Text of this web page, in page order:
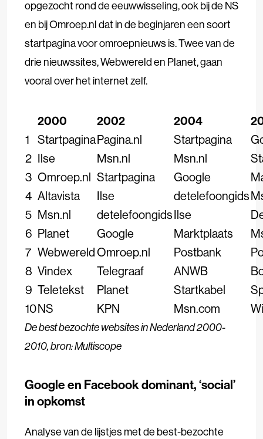
opgezocht rond de eeuwwisseling, ook bij de NS
en bij Omroep.nl dat in de beginjaren een soort
startpagina voor omroepnieuws is. Twee van de
drie nieuwssites, Webwereld en Planet, gaan
vooral over het internet zelf.
2000 2002 2004
1 StartpaginaPagina.nl Startpagina
2 Ilse Msn.nl Msn.nl
3 Omroep.nl Startpagina Google
4 Altavista Ilse detelefoongids
5 Msn.nl detelefoongidsIlse
6 Planet Google Marktplaats
7 WebwereldOmroep.nl Postbank
8 Vindex Telegraaf ANWB
9 Teletekst Planet Startkabel
10NS KPN Msn.com
De best bezochte websites in Nederland 2000-
2010, bron: Multiscope
Google en Facebook dominant, ‘social’
in opkomst
Analyse van de lijstjes met de best-bezochte